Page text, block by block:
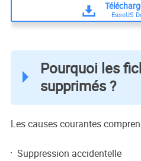
EaseUS
Pourquoi les
supprimés ?
Les causes courantes
Suppression accidentelle